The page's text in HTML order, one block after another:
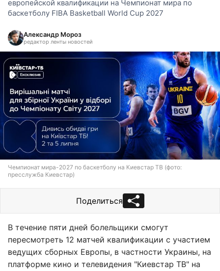
европейской квалификации на Чемпионат мира по
баскетболу FIBA ​​Basketball World Cup 2027
Александр Мороз
редактор ленты новостей
Чемпионат мира-2027 по баскетболу на Киевстар ТВ (фото:
пресслужба Киевстар)
Поделиться
В течение пяти дней болельщики смогут
пересмотреть 12 матчей квалификации с участием
ведущих сборных Европы, в частности Украины, на
платформе кино и телевидения "Киевстар ТВ" на